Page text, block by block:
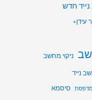
חדש
עידן+
ניקוי מחשב
נייד
מדפסת סיסמא